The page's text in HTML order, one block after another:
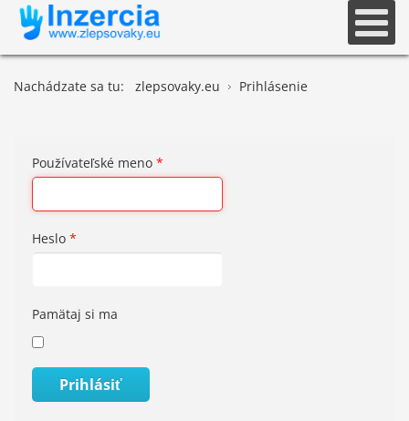
Nachádzate sa tu: zlepsovaky.eu Prihlásenie
Používateľské meno *
Heslo *
Pamätaj si ma
Prihlásiť